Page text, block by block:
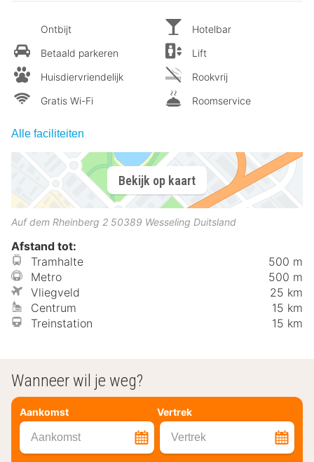
Ontbijt
Betaald parkeren
Huisdiervriendelijk
Gratis Wi-Fi
Hotelbar
Lift
Rookvrij
Roomservice
Alle faciliteiten
Bekijk op kaart
Auf dem Rheinberg 2 50389 Wesseling Duitsland
Afstand tot:
Tramhalte
500 m
Metro
500 m
Vliegveld
25 km
Centrum
15 km
Treinstation
15 km
Wanneer wil je weg?
Aankomst Vertrek
Aankomst Vertrek